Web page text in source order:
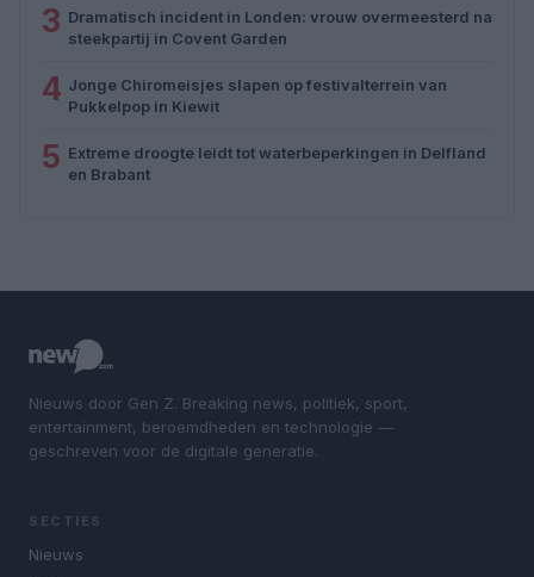
3 Dramatisch incident in Londen: vrouw overmeesterd na
steekpartij in Covent Garden
4 Jonge Chiromeisjes slapen op festivalterrein van
Pukkelpop in Kiewit
5 Extreme droogte leidt tot waterbeperkingen in Delfland
en Brabant
Nieuws door Gen Z. Breaking news, politiek, sport,
entertainment, beroemdheden en technologie —
geschreven voor de digitale generatie.
SECTIES
Nieuws